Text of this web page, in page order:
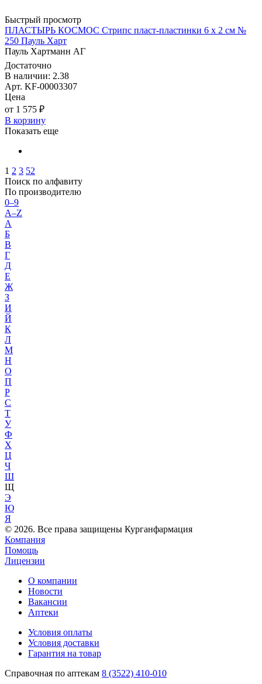
Быстрый просмотр
ПЛАСТЫРЬ КОСМОС Стрипс пласт-пластинки 6 x 2 см №
250 Пауль Харт
Пауль Хартманн AГ
Достаточно
В наличии: 2.38
Арт. KF-00003307
Цена
от 1 575 ₽
В корзину
Показать еще
1 2 3 52
Поиск по алфавиту
По производителю
0–9
A–Z
А
Б
В
Г
Д
Е
Ж
З
И
Й
К
Л
М
Н
О
П
Р
С
Т
У
Ф
Х
Ц
Ч
Ш
Щ
Э
Ю
Я
© 2026. Все права защищены Курганфармация
Компания
Помощь
Лицензии
О компании
Новости
Вакансии
Аптеки
Условия оплаты
Условия доставки
Гарантия на товар
Справочная по аптекам 8 (3522) 410-010